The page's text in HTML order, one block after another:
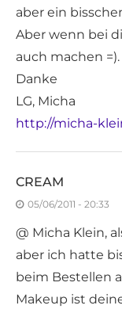
aber ein
Aber wenn bei
auch machen =).
Danke
LG, Micha
http://micha-
CREAM
05/06/2011 - 20:33
@ Micha Klein,
aber ich hatte
beim Bestellen
Makeup ist